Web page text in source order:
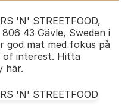
'N' STREETFOOD,
43 Gävle, Sweden i
god mat med fokus på
of interest. Hitta
här.